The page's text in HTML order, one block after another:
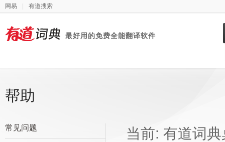
网易 有道搜索
最好用的免费全能翻译软件
帮助
常见问题 当前: 有道词